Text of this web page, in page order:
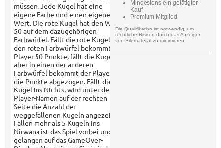
müssen. Jede Kugel hat eine
eigene Farbe und einen eigenen
Wert. Die rote Kugel hat den Wert
50 auf dem dazugehörigen
Farbwürfel. Fällt die rote Kugel in
den roten Farbwürfel bekommt der
Player 50 Punkte, fällt die Kugel
aber in einen der anderen
Farbwürfel bekommt der Player
die Punkte abgezogen. Fällt die
Kugel ins Nichts, wird unter dem
Player-Namen auf der rechten
Seite die Anzahl der
weggefallenen Kugeln angezeigt.
Fallen mehr als 5 Kugeln ins
Nirwana ist das Spiel vorbei und Sie
gelangen auf das GameOver-
Mindestens ein getätigter
Kauf
Premium Mitglied
Die Qualifikation ist notwendig, um
rechtliche Risiken durch das Anzeigen
von Bildmaterial zu minimieren.